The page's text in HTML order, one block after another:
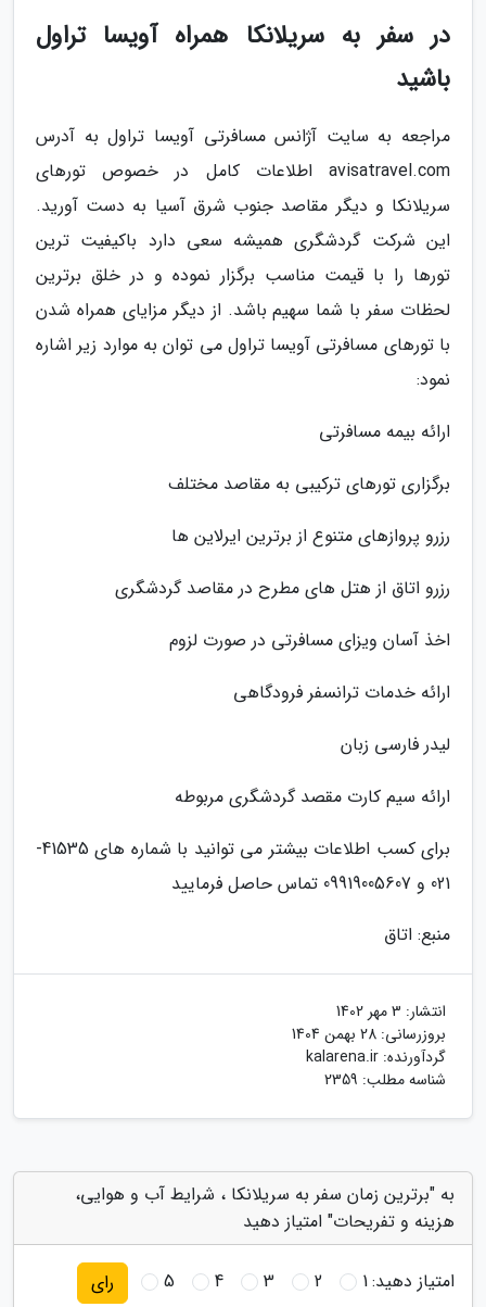
در سفر به سریلانکا همراه آویسا تراول
باشید
مراجعه به سایت آژانس مسافرتی آویسا تراول به آدرس
avisatravel.com اطلاعات کامل در خصوص تورهای
سریلانکا و دیگر مقاصد جنوب شرق آسیا به دست آورید.
این شرکت گردشگری همیشه سعی دارد باکیفیت ترین
تورها را با قیمت مناسب برگزار نموده و در خلق برترین
لحظات سفر با شما سهیم باشد. از دیگر مزایای همراه شدن
با تورهای مسافرتی آویسا تراول می توان به موارد زیر اشاره
نمود:
ارائه بیمه مسافرتی
برگزاری تورهای ترکیبی به مقاصد مختلف
رزرو پروازهای متنوع از برترین ایرلاین ها
رزرو اتاق از هتل های مطرح در مقاصد گردشگری
اخذ آسان ویزای مسافرتی در صورت لزوم
ارائه خدمات ترانسفر فرودگاهی
لیدر فارسی زبان
ارائه سیم کارت مقصد گردشگری مربوطه
برای کسب اطلاعات بیشتر می توانید با شماره های 41535-
021 و 09919005607 تماس حاصل فرمایید
منبع: اتاق
انتشار: 3 مهر 1402
بروزرسانی: 28 بهمن 1404
گردآورنده: kalarena.ir
شناسه مطلب: 2359
به "برترین زمان سفر به سریلانکا ، شرایط آب و هوایی،
هزینه و تفریحات" امتیاز دهید
امتیاز دهید:1
2
3
4
5 رای